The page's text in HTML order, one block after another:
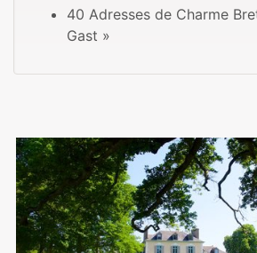
40 Adresses de Charme
Gast »
Photos